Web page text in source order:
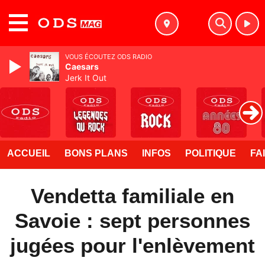
ACCUEIL BONS PLANS INFOS POLITIQUE
Vendetta familiale en
Savoie : sept personnes
jugées pour l'enlèvement
VOUS ÉCOUTEZ ODS RADIO
Caesars
Jerk It Out